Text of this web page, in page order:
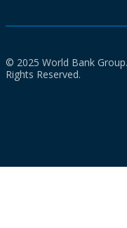
© 2025 World Bank
Rights Reserved.